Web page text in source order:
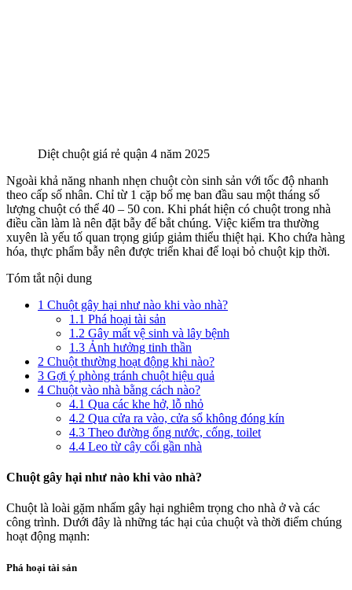
Diệt chuột giá rẻ quận 4 năm 2025
Ngoài khả năng nhanh nhẹn chuột còn sinh sản với tốc độ nhanh
theo cấp số nhân. Chỉ từ 1 cặp bố mẹ ban đầu sau một tháng số
lượng chuột có thể 40 – 50 con. Khi phát hiện có chuột trong nhà
điều cần làm là nên đặt bẫy để bắt chúng. Việc kiểm tra thường
xuyên là yếu tố quan trọng giúp giảm thiểu thiệt hại. Kho chứa hàng
hóa, thực phẩm bẫy nên được triển khai để loại bỏ chuột kịp thời.
Tóm tắt nội dung
1 Chuột gây hại như nào khi vào nhà?
1.1 Phá hoại tài sản
1.2 Gây mất vệ sinh và lây bệnh
1.3 Ảnh hưởng tinh thần
2 Chuột thường hoạt động khi nào?
3 Gợi ý phòng tránh chuột hiệu quả
4 Chuột vào nhà bằng cách nào?
4.1 Qua các khe hở, lỗ nhỏ
4.2 Qua cửa ra vào, cửa sổ không đóng kín
4.3 Theo đường ống nước, cống, toilet
4.4 Leo từ cây cối gần nhà
Chuột gây hại như nào khi vào nhà?
Chuột là loài gặm nhấm gây hại nghiêm trọng cho nhà ở và các
công trình. Dưới đây là những tác hại của chuột và thời điểm chúng
hoạt động mạnh:
Phá hoại tài sản